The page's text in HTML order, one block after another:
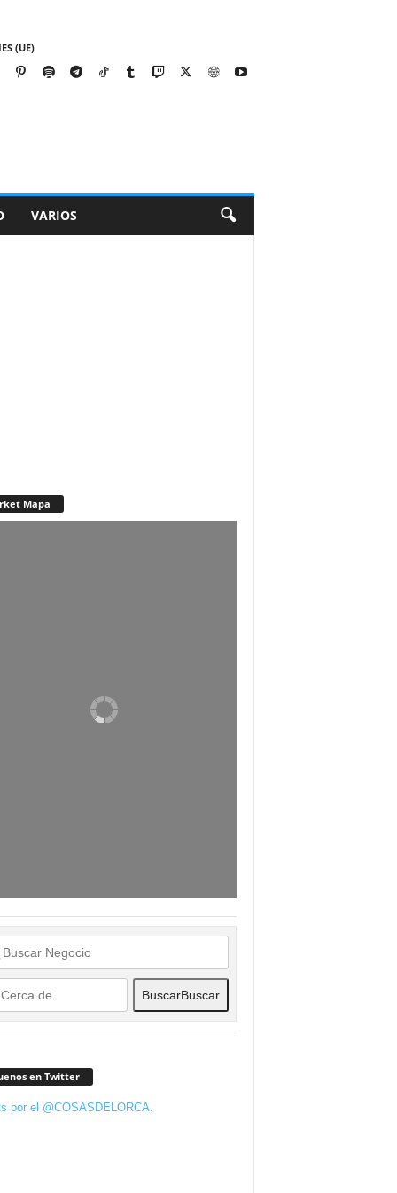
(UE)
VARIOS
Mapa
BuscarBuscar
en Twitter
por el @COSASDELORCA.